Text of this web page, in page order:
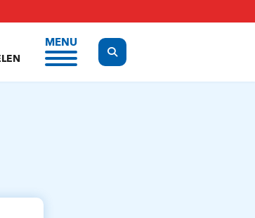
MENU
Display the search form